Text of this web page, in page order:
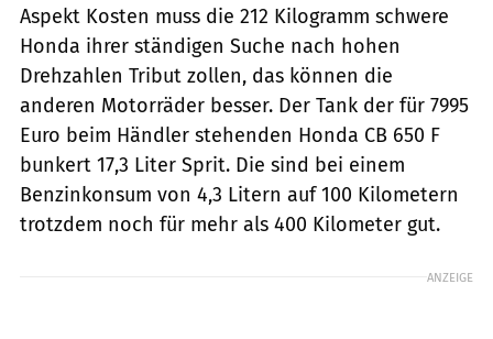
Aspekt Kosten muss die 212 Kilogramm schwere
Honda ihrer ständigen Suche nach hohen
Drehzahlen Tribut zollen, das können die
anderen Motorräder besser. Der Tank der für 7995
Euro beim Händler stehenden Honda CB 650 F
bunkert 17,3 Liter Sprit. Die sind bei einem
Benzinkonsum von 4,3 Litern auf 100 Kilometern
trotzdem noch für mehr als 400 Kilometer gut.
ANZEIGE